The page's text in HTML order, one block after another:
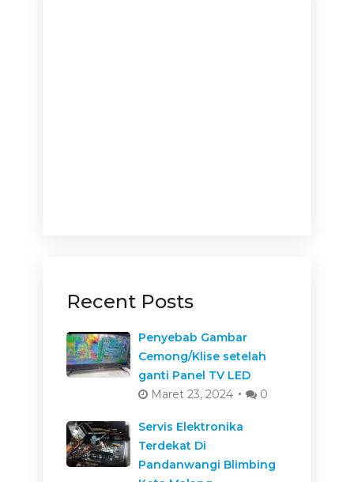
Recent Posts
Penyebab Gambar
Cemong/Klise setelah
ganti Panel TV LED
Maret 23, 2024
0
Servis Elektronika
Terdekat Di
Pandanwangi Blimbing